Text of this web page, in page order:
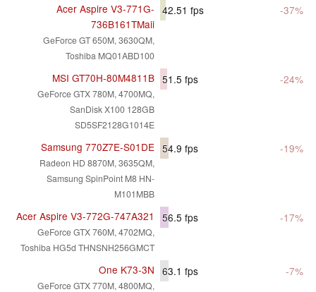
Acer Aspire V3-771G-
736B161TMaii
GeForce GT 650M, 3630QM,
Toshiba MQ01ABD100
42.51 fps -37%
MSI GT70H-80M4811B
GeForce GTX 780M, 4700MQ,
SanDisk X100 128GB
SD5SF2128G1014E
51.5 fps -24%
Samsung 770Z7E-S01DE
Radeon HD 8870M, 3635QM,
Samsung SpinPoint M8 HN-
M101MBB
54.9 fps -19%
Acer Aspire V3-772G-747A321
GeForce GTX 760M, 4702MQ,
Toshiba HG5d THNSNH256GMCT
56.5 fps -17%
One K73-3N
GeForce GTX 770M, 4800MQ,
63.1 fps -7%